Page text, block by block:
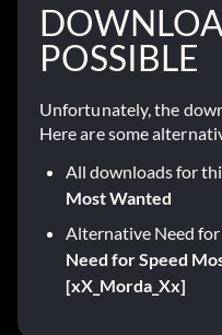
POSSIBLE
Unfortunately, the
Here are some
All downloads for
Most Wanted
Alternative Need for
Need for Speed
[xX_Morda_Xx]